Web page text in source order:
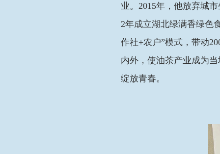
业。2015年，他放弃城
2年成立湖北绿满香绿色
作社+农户”模式，带动
内外，使油茶产业成为
绽放青春。